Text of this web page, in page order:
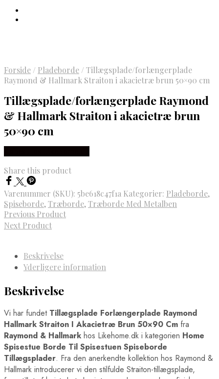
Forside / Pladeborde / Tillægsplade/forlængerplade
Raymond & Hallmark Straiton i akacietræ brun 50×90 cm
Tillægsplade/forlængerplade Raymond
& Hallmark Straiton i akacietræ brun
50×90 cm
Share this product
Varenummer (SKU): 5be618c47f1a Kategorier: Pladeborde,
Spiseborde,Træborde,Træborde Med Metalben
Previous Product
Next Product
Beskrivelse
Yderligere information
Beskrivelse
Vi har fundet Tillægsplade Forlængerplade Raymond
Hallmark Straiton I Akacietræ Brun 50×90 Cm fra
Raymond & Hallmark hos Likehome.dk i kategorien Home
Spisestue Borde Til Spisestuen Spiseborde
Tillægsplader. Fra den anerkendte kollektion hos Raymond &
Hallmark introducerer vi den stilfulde Straiton-tillægsplade,